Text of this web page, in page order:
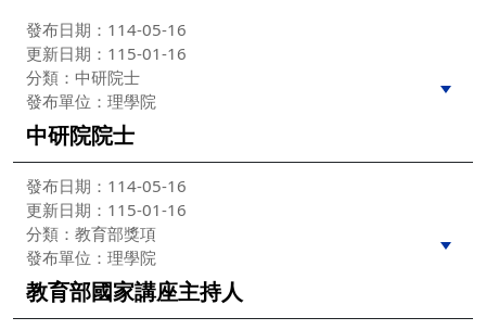
發布日期：114-05-16
更新日期：115-01-16
分類：中研院士
發布單位：理學院
中研院院士
發布日期：114-05-16
更新日期：115-01-16
分類：教育部獎項
發布單位：理學院
教育部國家講座主持人